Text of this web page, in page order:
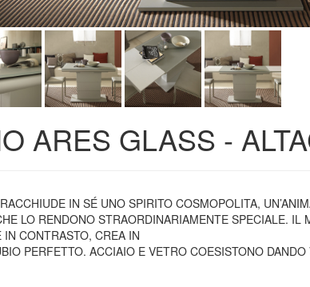
ARES GLASS -
IN SÉ UNO SPIRITO COSMOPOLITA,
LO RENDONO STRAORDINARIAMENTE SPECIALE. IL
IN CONTRASTO, CREA IN
PERFETTO. ACCIAIO E VETRO COESISTONO DANDO